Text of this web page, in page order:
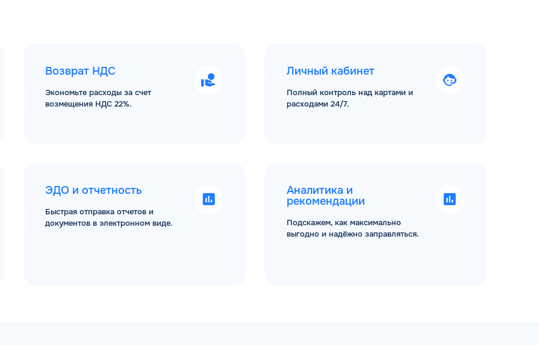
Возврат НДС
Экономьте расходы за счет
возмещения НДС 22%.
Личный кабинет
Полный контроль над картами и
расходами 24/7.
ЭДО и отчетность
Быстрая отправка отчетов и
документов в электронном виде.
Аналитика и
рекомендации
Подскажем, как максимально
выгодно и надёжно заправляться.